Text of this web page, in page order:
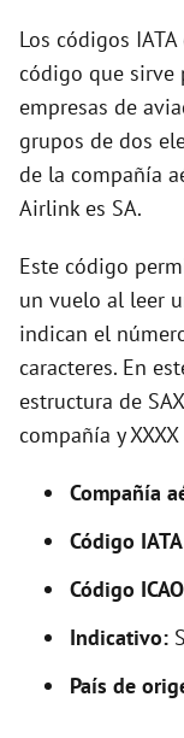
Los códigos
código que sirve
empresas de
grupos de dos
de la compañía
Airlink es SA.
Este código
un vuelo al leer
indican el
caracteres. En
estructura de
compañía y
Compañía
Código
Código
Indicativo:
País de